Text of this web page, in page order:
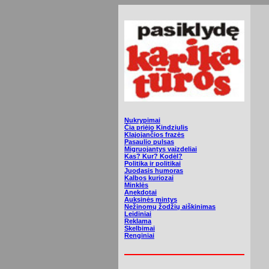
Nukrypimai
Čia priėjo Kindziulis
Klajojančios frazės
Pasaulio pulsas
Migruojantys vaizdeliai
Kas? Kur? Kodėl?
Politika ir politikai
Juodasis humoras
Kalbos kuriozai
Minklės
Anekdotai
Auksinės mintys
Nežinomų žodžių aiškinimas
Leidiniai
Reklama
Skelbimai
Renginiai